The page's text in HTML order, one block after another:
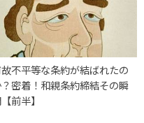
不平等な条約が結ばれたの
密着！和親条約締結その瞬
前半】